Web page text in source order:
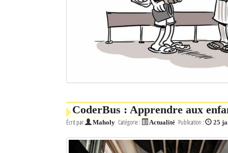
CoderBus : Apprendre aux
Écrit par Maholy Catégorie : Actualité Publication : 25